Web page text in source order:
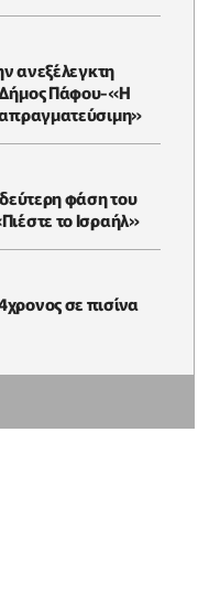
ανεξέλεγκτη
Δήμος Πάφου-«Η
φάση του
το Ισραήλ»
σε πισίνα